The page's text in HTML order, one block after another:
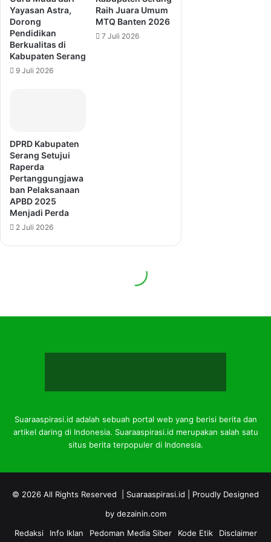
Suaraaspirasi.id adalah sebuah portal web yang berisi berita dan
artikel daring di Indonesia. Suaraaspirasi.id merupakan salah satu
situs berita terpopuler di Indonesia.
© 2026 All Rights Reserved | Suaraaspirasi.id | Proudly Designed
by dezainin.com
Redaksi
Info Iklan Pedoman Media Siber Kode Etik Disclaimer